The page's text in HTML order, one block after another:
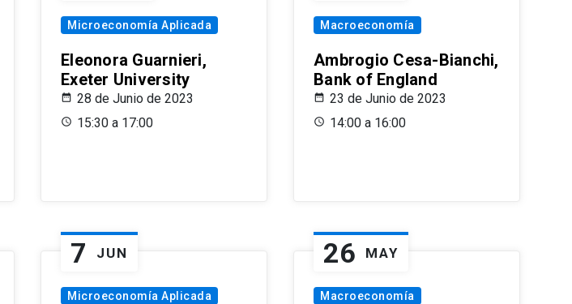
Microeconomía Aplicada
Eleonora Guarnieri,
Exeter University
28 de Junio de 2023
15:30 a 17:00
Macroeconomía
Ambrogio Cesa-Bianchi,
Bank of England
23 de Junio de 2023
14:00 a 16:00
7 JUN
Microeconomía Aplicada
26 MAY
Macroeconomía